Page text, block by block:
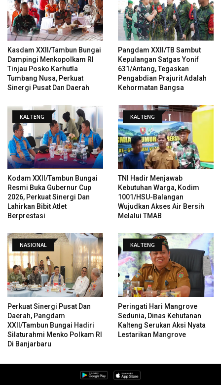
Kasdam XXII/Tambun Bungai
Dampingi Menkopolkam RI
Tinjau Posko Karhutla
Tumbang Nusa, Perkuat
Sinergi Pusat Dan Daerah
Pangdam XXII/TB Sambut
Kepulangan Satgas Yonif
631/Antang, Tegaskan
Pengabdian Prajurit Adalah
Kehormatan Bangsa
KALTENG
Kodam XXII/Tambun Bungai
Resmi Buka Gubernur Cup
2026, Perkuat Sinergi Dan
Lahirkan Bibit Atlet
Berprestasi
KALTENG
TNI Hadir Menjawab
Kebutuhan Warga, Kodim
1001/HSU-Balangan
Wujudkan Akses Air Bersih
Melalui TMAB
NASIONAL
Perkuat Sinergi Pusat Dan
Daerah, Pangdam
XXII/Tambun Bungai Hadiri
Silaturahmi Menko Polkam RI
Di Banjarbaru
KALTENG
Peringati Hari Mangrove
Sedunia, Dinas Kehutanan
Kalteng Serukan Aksi Nyata
Lestarikan Mangrove